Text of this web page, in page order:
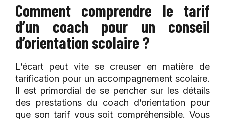
Comment comprendre le tarif
d’un coach pour un conseil
d’orientation scolaire ?
L’écart peut vite se creuser en matière de
tarification pour un accompagnement scolaire.
Il est primordial de se pencher sur les détails
des prestations du coach d’orientation pour
que son tarif vous soit compréhensible. Vous